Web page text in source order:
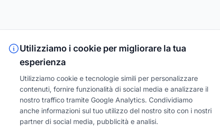
Utilizziamo i cookie per migliorare la tua
esperienza
Utilizziamo cookie e tecnologie simili per personalizzare
contenuti, fornire funzionalità di social media e analizzare il
nostro traffico tramite Google Analytics. Condividiamo
anche informazioni sul tuo utilizzo del nostro sito con i nostri
partner di social media, pubblicità e analisi.